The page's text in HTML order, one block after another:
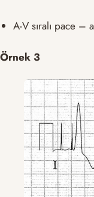
A-V sıralı pace
Örnek 3